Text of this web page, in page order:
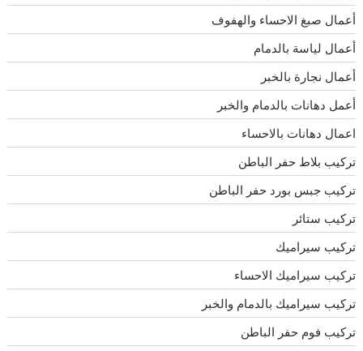
أعمال صبغ الاحساء والهفوف
أعمال لياسة بالدمام
أعمال نجارة بالخبر
أعمل دهانات بالدمام والخبر
اعمال دهانات بالاحساء
تركيب بلاط حفر الباطن
تركيب جبس بورد حفر الباطن
تركيب ستائر
تركيب سيراميك
تركيب سيراميك الاحساء
تركيب سيراميك بالدمام والخبر
تركيب فوم حفر الباطن